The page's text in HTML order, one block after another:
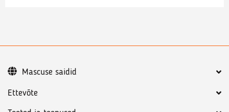
Ettevõte
Mascuse saidid